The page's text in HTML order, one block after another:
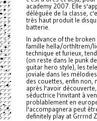
academy 2007. Elle
déléguée de la classe,
très haut produit le
batterie.
In advance of the
famille hella/orthltrem/
technique et furieux,
(on reste dans le punk
guitar hero style), les
joviale dans les
des couettes, enfin non,
après l'avoir
séductrice l'invitant à
problablement en
l'accompagnera peut
definitely play at Grrrnd